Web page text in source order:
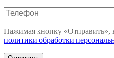
Нажимая кнопку «Отправить»,
политики обработки